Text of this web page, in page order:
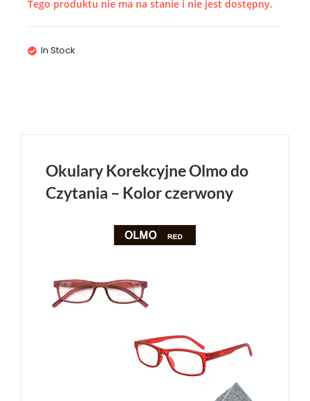
Tego produktu nie ma na stanie i nie jest dostępny.
In Stock
Okulary Korekcyjne Olmo do
Czytania – Kolor czerwony